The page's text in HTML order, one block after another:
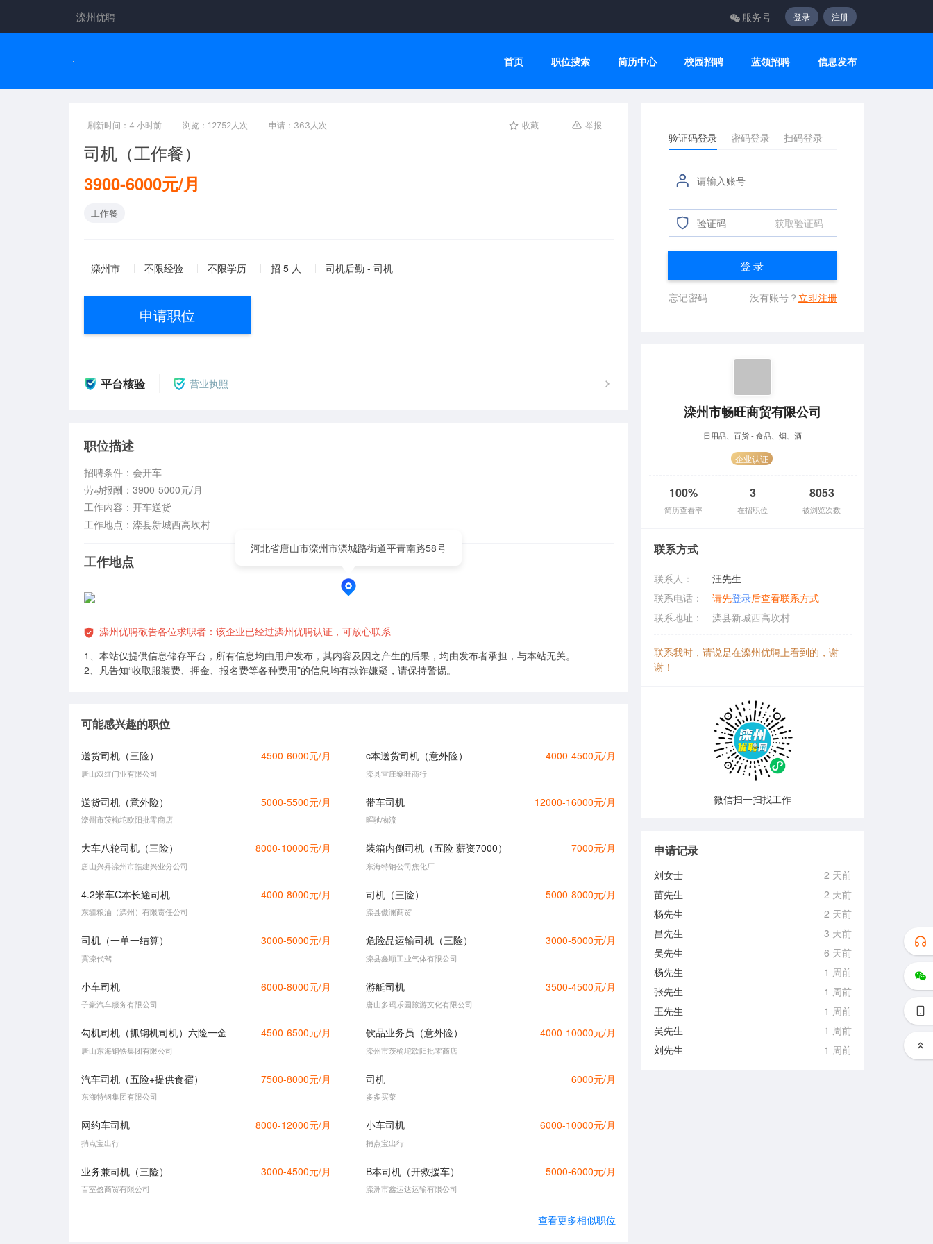
滦州优聘 服务号 登录 注册
首页 职位搜索 简历中心 校园招聘 蓝领招聘 信息发布
刷新时间：4 小时前 浏览：12752人次 申请：363人次 收藏 举报
司机（工作餐）
3900-6000元/月
工作餐
滦州市 不限经验 不限学历 招 5 人 司机后勤 - 司机
申请职位
平台核验 营业执照
职位描述
招聘条件：会开车
劳动报酬：3900-5000元/月
工作内容：开车送货
工作地点：滦县新城西高坎村
工作地点
河北省唐山市滦州市滦城路街道平青南路58号
滦州优聘敬告各位求职者：该企业已经过滦州优聘认证，可放心联系
1、本站仅提供信息储存平台，所有信息均由用户发布，其内容及因之产生的后果，均由发布者承担，与本站无关。
2、凡告知“收取服装费、押金、报名费等各种费用”的信息均有欺诈嫌疑，请保持警惕。
可能感兴趣的职位
送货司机（三险） 4500-6000元/月
唐山双红门业有限公司
c本送货司机（意外险） 4000-4500元/月
滦县雷庄燊旺商行
送货司机（意外险） 5000-5500元/月
滦州市茨榆坨欧阳批零商店
带车司机 12000-16000元/月
晖驰物流
大车八轮司机（三险） 8000-10000元/月
唐山兴昇滦州市皓建兴业分公司
装箱内倒司机（五险 薪资7000） 7000元/月
东海特钢公司焦化厂
4.2米车C本长途司机 4000-8000元/月
东疆粮油（滦州）有限责任公司
司机（三险） 5000-8000元/月
滦县傲澜商贸
司机（一单一结算） 3000-5000元/月
冀滦代驾
危险品运输司机（三险） 3000-5000元/月
滦县鑫顺工业气体有限公司
小车司机 6000-8000元/月
子豪汽车服务有限公司
游艇司机 3500-4500元/月
唐山多玛乐园旅游文化有限公司
勾机司机（抓钢机司机）六险一金 4500-6500元/月
唐山东海钢铁集团有限公司
饮品业务员（意外险） 4000-10000元/月
滦州市茨榆坨欧阳批零商店
汽车司机（五险+提供食宿） 7500-8000元/月
东海特钢集团有限公司
司机 6000元/月
多多买菜
网约车司机 8000-12000元/月
捎点宝出行
小车司机 6000-10000元/月
捎点宝出行
业务兼司机（三险） 3000-4500元/月
百室盈商贸有限公司
B本司机（开救援车） 5000-6000元/月
滦洲市鑫运达运输有限公司
查看更多相似职位
验证码登录 密码登录 扫码登录
获取验证码
登 录
忘记密码 没有账号？ 立即注册
滦州市畅旺商贸有限公司
日用品、百货 - 食品、烟、酒
企业认证
100%
简历查看率
3
在招职位
8053
被浏览次数
联系方式
联系人：
汪先生
联系电话：
请先登录后查看联系方式
联系地址：
滦县新城西高坎村
联系我时，请说是在滦州优聘上看到的，谢
谢！
微信扫一扫找工作
申请记录
刘女士
2 天前
苗先生
2 天前
杨先生
2 天前
昌先生
3 天前
吴先生
6 天前
杨先生
1 周前
张先生
1 周前
王先生
1 周前
吴先生
1 周前
刘先生
1 周前